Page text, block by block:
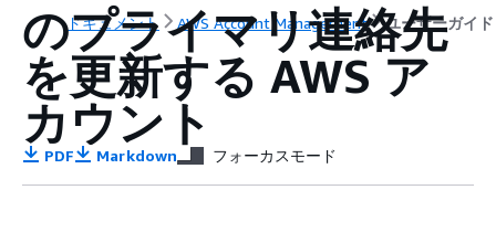
ドキュメント AWS Account Management ユーザーガイド
のプライマリ連絡先
を更新する AWS ア
カウント
PDF Markdown フォーカスモード